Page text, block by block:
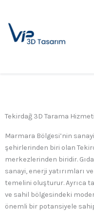
Tekirdağ 3D Tarama Hizmeti
Marmara Bölgesi’nin
şehirlerinden biri olan
merkezlerinden biridir.
sanayi, enerji yatırımları
temelini oluşturur. Ayrıca
ve sahil bölgesindeki
önemli bir potansiyele